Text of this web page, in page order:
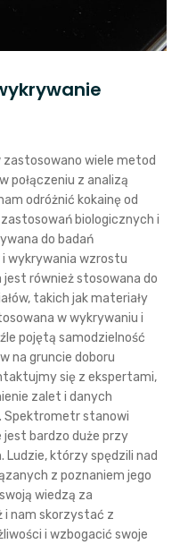
wiele metod
połączeniu z analizą
odróżnić kokainę od
biologicznych i
do badań
wykrywania wzrostu
również stosowana do
takich jak materiały
w wykrywaniu i
pojętą samodzielność
na gruncie doboru
się z ekspertami,
zalet i danych
Spektrometr stanowi
jest bardzo duże przy
Ludzie, którzy spędzili nad
z poznaniem jego
wiedzą za
i nam skorzystać z
i wzbogacić swoje